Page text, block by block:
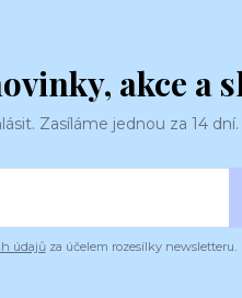
akce a
Zasíláme jednou za 14 dní.
údajůza účelem rozesílky newsletteru.